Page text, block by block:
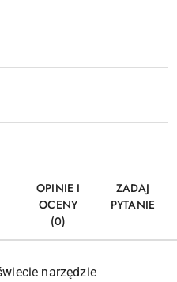
OPINIE I
OCENY
(0)
ZADAJ
PYTANIE
narzędzie